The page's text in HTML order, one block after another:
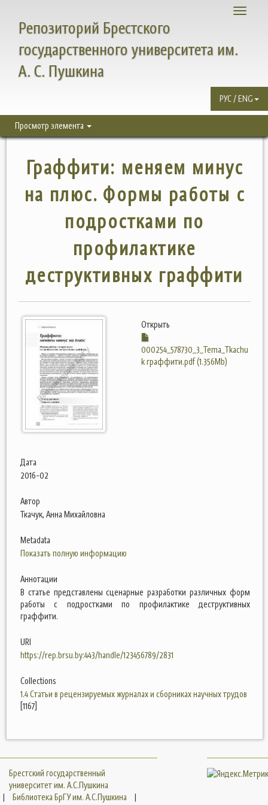
Toggle
Репозиторий Брестского
государственного университета им.
А. С. Пушкина
РУС / ENG
Просмотр элемента
Граффити: меняем минус
на плюс. Формы работы с
подростками по
профилактике
деструктивных граффити
Открыть
000254_578730_3_Tema_Tkachu
k граффити.pdf (1.356Mb)
Дата
2016-02
Автор
Ткачук, Анна Михайловна
Metadata
Показать полную информацию
Аннотации
В статье представлены сценарные разработки различных форм
работы с подростками по профилактике деструктивных
граффити.
URI
https://rep.brsu.by:443/handle/123456789/2831
Collections
1.4 Статьи в рецензируемых журналах и сборниках научных трудов
[1167]
Брестский государственный
университет им. А.С.Пушкина
|
Библиотека БрГУ им. А.С.Пушкина
|